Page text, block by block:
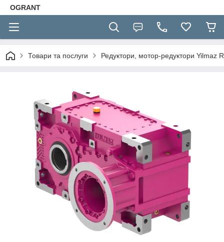
OGRANT
Товари та послуги Редуктори, мотор-редуктори Yilmaz